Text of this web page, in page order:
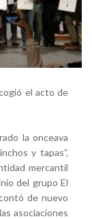
el acto de
la onceava
y tapas”,
mercantil
del grupo El
de nuevo
asociaciones